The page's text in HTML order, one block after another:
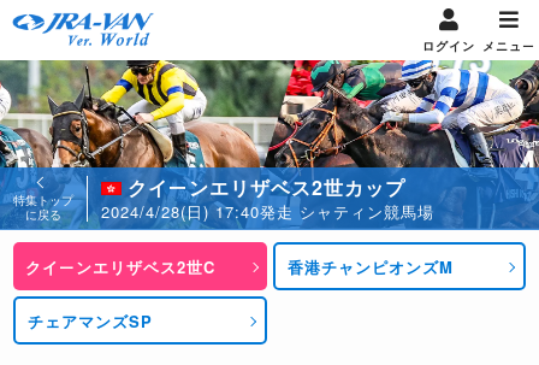
ログイン メニュー
特集トップ
に戻る
クイーンエリザベス2世カップ
2024/4/28(日) 17:40発走 シャティン競馬場
クイーンエリザベス2世C 香港チャンピオンズM
チェアマンズSP